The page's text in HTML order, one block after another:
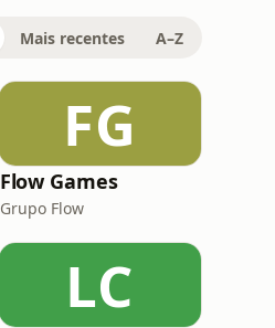
Mais recentes A–Z
FG
Flow Games
Grupo Flow
LC